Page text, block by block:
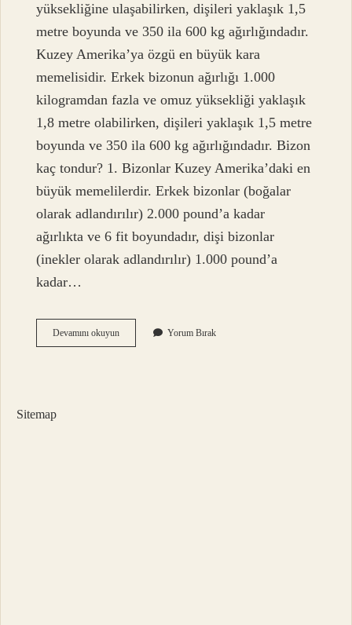
yüksekliğine ulaşabilirken, dişileri yaklaşık 1,5
metre boyunda ve 350 ila 600 kg ağırlığındadır.
Kuzey Amerika’ya özgü en büyük kara
memelisidir. Erkek bizonun ağırlığı 1.000
kilogramdan fazla ve omuz yüksekliği yaklaşık
1,8 metre olabilirken, dişileri yaklaşık 1,5 metre
boyunda ve 350 ila 600 kg ağırlığındadır. Bizon
kaç tondur? 1. Bizonlar Kuzey Amerika’daki en
büyük memelilerdir. Erkek bizonlar (boğalar
olarak adlandırılır) 2.000 pound’a kadar
ağırlıkta ve 6 fit boyundadır, dişi bizonlar
(inekler olarak adlandırılır) 1.000 pound’a
kadar…
Devamını okuyunKafkas
Bizonu
Yorum Bırak
Sitemap